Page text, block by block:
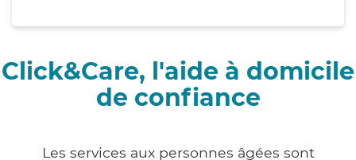
Click&Care, l'aide à domicile
de confiance
Les services aux personnes âgées sont